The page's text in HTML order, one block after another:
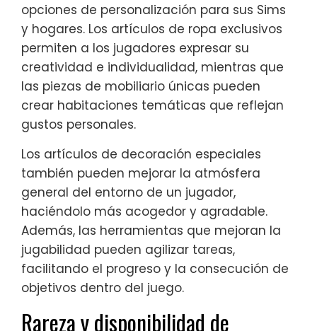
opciones de personalización para sus Sims
y hogares. Los artículos de ropa exclusivos
permiten a los jugadores expresar su
creatividad e individualidad, mientras que
las piezas de mobiliario únicas pueden
crear habitaciones temáticas que reflejan
gustos personales.
Los artículos de decoración especiales
también pueden mejorar la atmósfera
general del entorno de un jugador,
haciéndolo más acogedor y agradable.
Además, las herramientas que mejoran la
jugabilidad pueden agilizar tareas,
facilitando el progreso y la consecución de
objetivos dentro del juego.
Rareza y disponibilidad de